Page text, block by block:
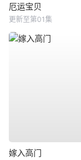
厄运宝贝
更新至第01集
嫁入高门